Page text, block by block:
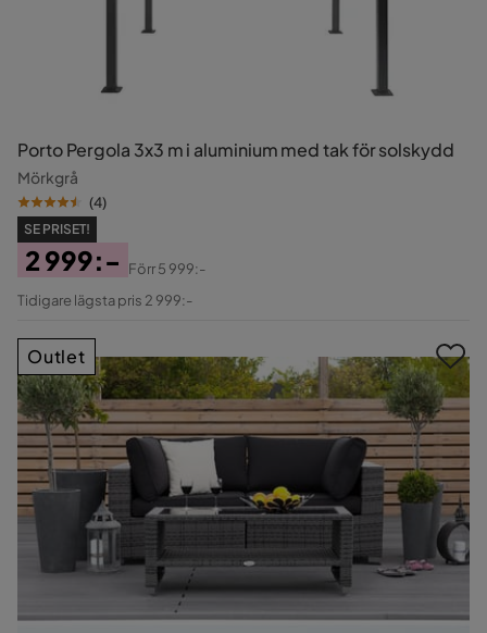
Porto Pergola 3x3 m i aluminium med tak för solskydd
Mörkgrå
(4)
SE PRISET!
Pris
2 999:-
Original
Förr5 999:-
Tidigare lägsta pris 2 999:-
Outlet